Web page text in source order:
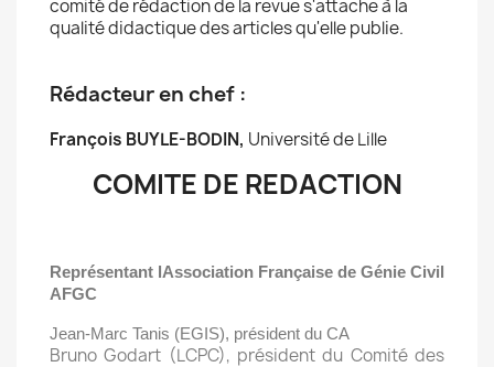
comité de rédaction de la revue s'attache à la
qualité didactique des articles qu'elle publie.
Rédacteur en chef :
François BUYLE-BODIN, Université de Lille
COMITE DE REDACTION
Représentant lAssociation Française de Génie Civil
AFGC
Jean-Marc Tanis (EGIS), président du CA
Bruno Godart (LCPC), président du Comité des